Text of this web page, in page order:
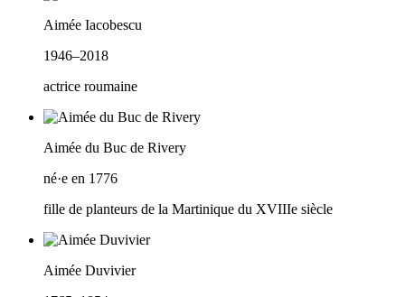
Aimée Iacobescu
1946–2018
actrice roumaine
Aimée du Buc de Rivery
né·e en 1776
fille de planteurs de la Martinique du XVIIIe siècle
Aimée Duvivier